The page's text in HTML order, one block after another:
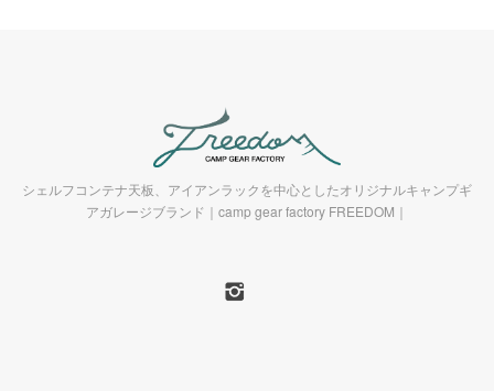
シェルフコンテナ天板、アイアンラックを中心としたオリジナルキャンプギ
アガレージブランド｜camp gear factory FREEDOM｜